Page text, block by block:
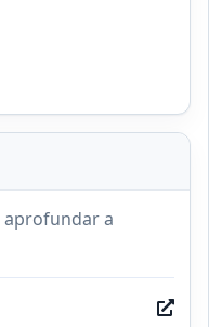
aprofundar a